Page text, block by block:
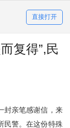
直接打开
复得”,民
亲笔感谢信，来
民警。在这份特殊